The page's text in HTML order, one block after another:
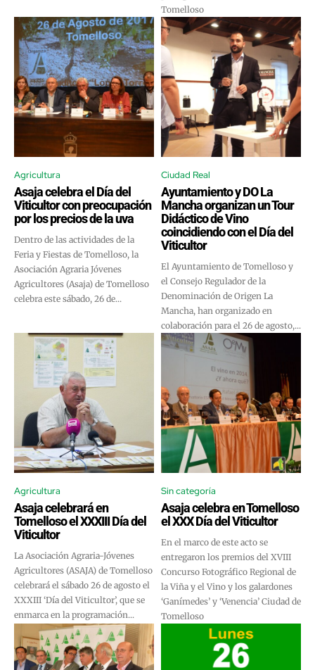
Tomelloso
Agricultura
Asaja celebra el Día del
Viticultor con preocupación
por los precios de la uva
Dentro de las actividades de la
Feria y Fiestas de Tomelloso, la
Asociación Agraria Jóvenes
Agricultores (Asaja) de Tomelloso
celebra este sábado, 26 de...
Ciudad Real
Ayuntamiento y DO La
Mancha organizan un Tour
Didáctico de Vino
coincidiendo con el Día del
Viticultor
El Ayuntamiento de Tomelloso y
el Consejo Regulador de la
Denominación de Origen La
Mancha, han organizado en
colaboración para el 26 de agosto,...
Agricultura
Asaja celebrará en
Tomelloso el XXXIII Día del
Viticultor
La Asociación Agraria-Jóvenes
Agricultores (ASAJA) de Tomelloso
celebrará el sábado 26 de agosto el
XXXIII ‘Día del Viticultor’, que se
enmarca en la programación...
Sin categoría
Asaja celebra en Tomelloso
el XXX Día del Viticultor
En el marco de este acto se
entregaron los premios del XVIII
Concurso Fotográfico Regional de
la Viña y el Vino y los galardones
‘Ganímedes’ y ‘Venencia’ Ciudad de
Tomelloso